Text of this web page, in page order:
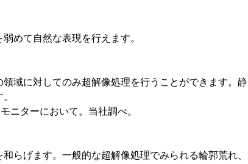
めて自然な表現を行えます。
域に対してのみ超解像処理を行うことができます。静
ニターにおいて。当社調べ。
らげます。一般的な超解像処理でみられる輪郭荒れ、